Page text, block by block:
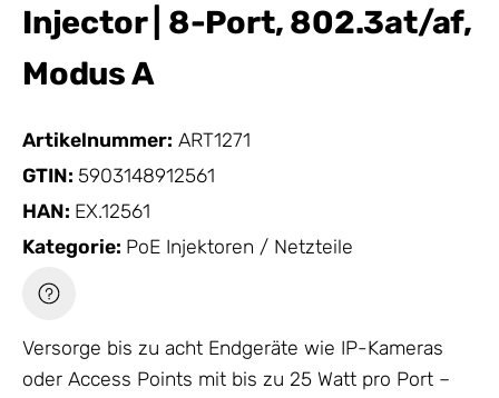
Injector | 8-Port, 802.3at/af,
Modus A
Artikelnummer: ART1271
GTIN: 5903148912561
HAN: EX.12561
Kategorie: PoE Injektoren / Netzteile
Versorge bis zu acht Endgeräte wie IP-Kameras
oder Access Points mit bis zu 25 Watt pro Port –